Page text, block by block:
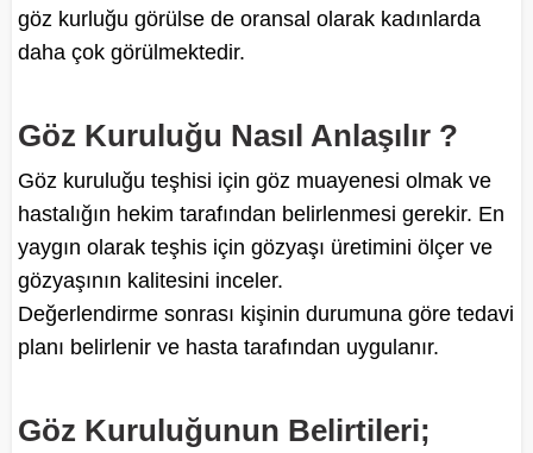
göz kurluğu görülse de oransal olarak kadınlarda
daha çok görülmektedir.
Göz Kuruluğu Nasıl Anlaşılır ?
Göz kuruluğu teşhisi için göz muayenesi olmak ve
hastalığın hekim tarafından belirlenmesi gerekir. En
yaygın olarak teşhis için gözyaşı üretimini ölçer ve
gözyaşının kalitesini inceler.
Değerlendirme sonrası kişinin durumuna göre tedavi
planı belirlenir ve hasta tarafından uygulanır.
Göz Kuruluğunun Belirtileri;